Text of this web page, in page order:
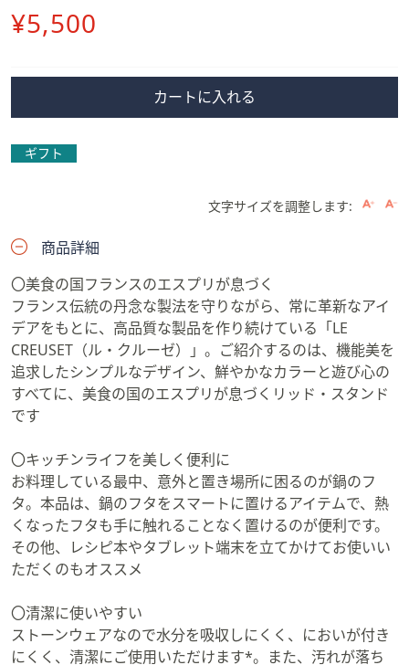
削
¥5,500
カートに入れる
ギフト
文字サイズを調整します:
商品詳細
〇美食の国フランスのエスプリが息づく
フランス伝統の丹念な製法を守りながら、常に革新なアイ
デアをもとに、高品質な製品を作り続けている「LE
CREUSET（ル・クルーゼ）」。ご紹介するのは、機能美を
追求したシンプルなデザイン、鮮やかなカラーと遊び心の
すべてに、美食の国のエスプリが息づくリッド・スタンド
です
〇キッチンライフを美しく便利に
お料理している最中、意外と置き場所に困るのが鍋のフ
タ。本品は、鍋のフタをスマートに置けるアイテムで、熱
くなったフタも手に触れることなく置けるのが便利です。
その他、レシピ本やタブレット端末を立てかけてお使いい
ただくのもオススメ
〇清潔に使いやすい
ストーンウェアなので水分を吸収しにくく、においが付き
にくく、清潔にご使用いただけます*。また、汚れが落ち